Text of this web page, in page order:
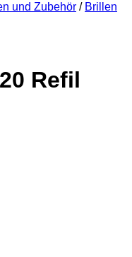
und Zubehör / Brillen
Refil